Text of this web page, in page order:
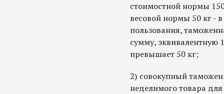
стоимостной нормы
весовой нормы 50 кг -
пользования,
сумму, эквивалентную
превышает 50 кг;
2) совокупный
неделимого товара